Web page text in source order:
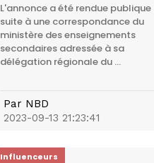
L'annonce a été rendue publique
suite à une correspondance du
ministère des enseignements
secondaires adressée à sa
délégation régionale du ...
Par NBD
2023-09-13 21:23:41
Influenceurs